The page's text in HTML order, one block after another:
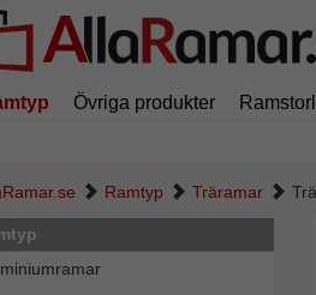
Övriga produkter
Ramtyp Träramar